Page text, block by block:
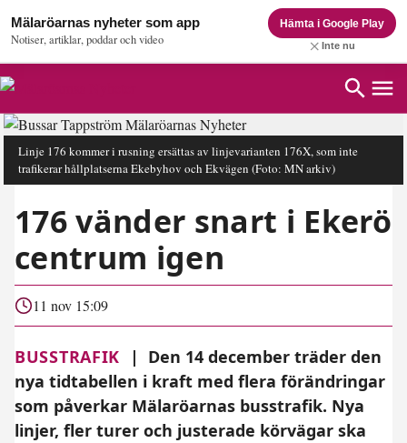
Mälaröarnas nyheter som app
Notiser, artiklar, poddar och video
Hämta i Google Play
Inte nu
Linje 176 kommer i rusning ersättas av linjevarianten 176X, som inte
trafikerar hållplatserna Ekebyhov och Ekvägen (Foto: MN arkiv)
176 vänder snart i Ekerö
centrum igen
11 nov 15:09
BUSSTRAFIK |
Den 14 december träder den
nya tidtabellen i kraft med flera förändringar
som påverkar Mälaröarnas busstrafik. Nya
linjer, fler turer och justerade körvägar ska